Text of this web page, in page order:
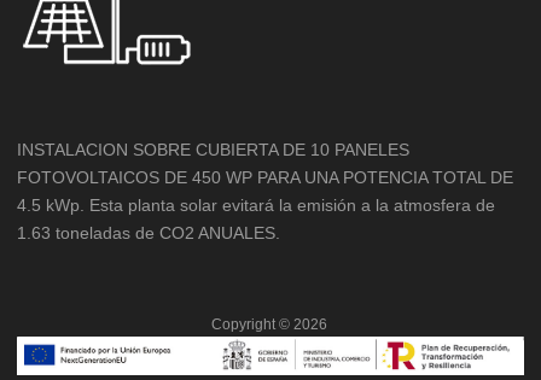
INSTALACION SOBRE CUBIERTA DE 10 PANELES
FOTOVOLTAICOS DE 450 WP PARA UNA POTENCIA TOTAL DE
4.5 kWp. Esta planta solar evitará la emisión a la atmosfera de
1.63 toneladas de CO2 ANUALES.
Copyright © 2026